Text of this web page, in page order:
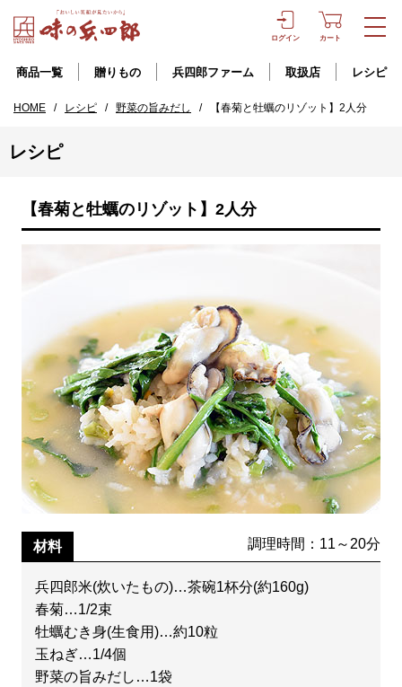
ログイン カート
商品一覧 贈りもの 兵四郎ファーム 取扱店 レシピ
HOME / レシピ / 野菜の旨みだし / 【春菊と牡蠣のリゾット】2人分
レシピ
【春菊と牡蠣のリゾット】2人分
材料 調理時間：11～20分
兵四郎米(炊いたもの)…茶碗1杯分(約160g)
春菊…1/2束
牡蠣むき身(生食用)…約10粒
玉ねぎ…1/4個
野菜の旨みだし…1袋